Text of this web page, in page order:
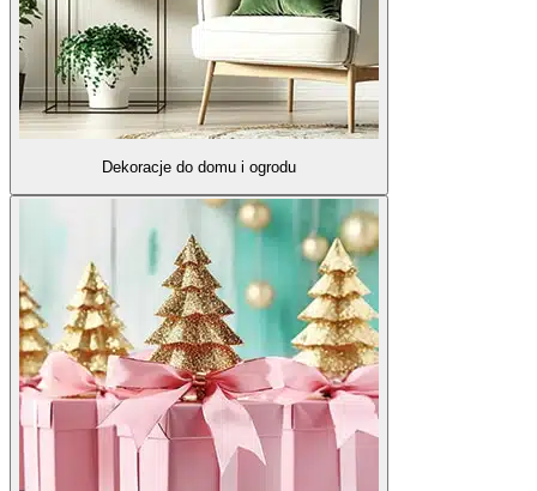
Dekoracje do domu i ogrodu